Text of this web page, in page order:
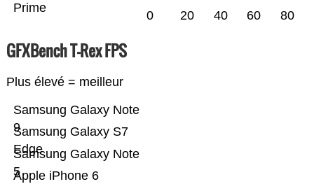
Prime
0 20 40 60 80
GFXBench T-Rex FPS
Plus élevé = meilleur
Apple iPhone 6
Samsung Galaxy Note
5
Samsung Galaxy S7
Edge
Samsung Galaxy Note
9